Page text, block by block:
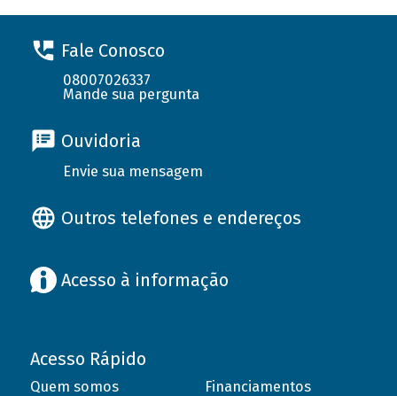
Fale Conosco
08007026337
Mande sua pergunta
Ouvidoria
Envie sua mensagem
Outros telefones e endereços
Acesso à informação
Acesso Rápido
Quem somos
Financiamentos